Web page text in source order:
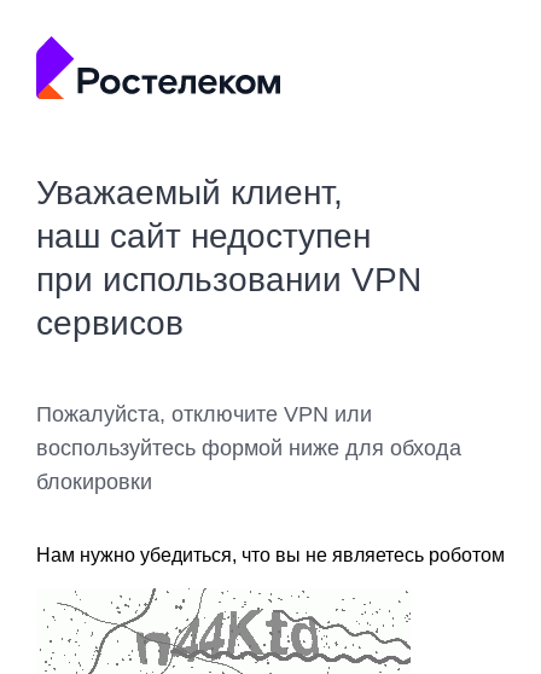
Уважаемый клиент,
наш сайт недоступен
при использовании VPN
сервисов
Пожалуйста, отключите VPN или
воспользуйтесь формой ниже для обхода
блокировки
Нам нужно убедиться, что вы не являетесь роботом